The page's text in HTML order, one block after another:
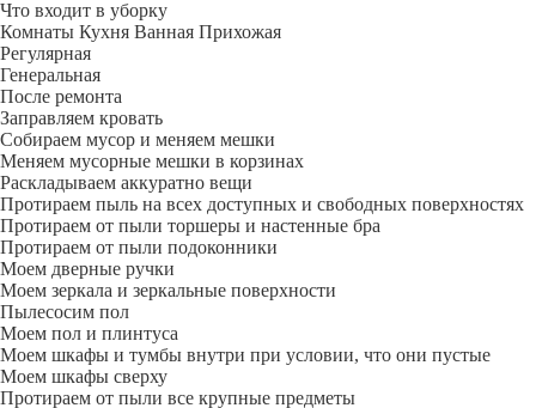
Что входит в уборку
Регу­лярная
Гене­ральная
После ремонта
Заправляем кровать
Собираем мусор и меняем мешки
Меняем мусорные мешки в корзинах
Раскладываем аккуратно вещи
Протираем пыль на всех доступных и свободных поверхностях
Протираем от пыли торшеры и настенные бра
Протираем от пыли подоконники
Моем дверные ручки
Моем зеркала и зеркальные поверхности
Пылесосим пол
Моем пол и плинтуса
Моем шкафы и тумбы внутри при условии, что они пустые
Моем шкафы сверху
Протираем от пыли все крупные предметы